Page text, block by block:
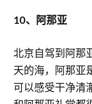
10、阿那亚
北京自驾到阿那
天的海，阿那亚
可以感受干净清